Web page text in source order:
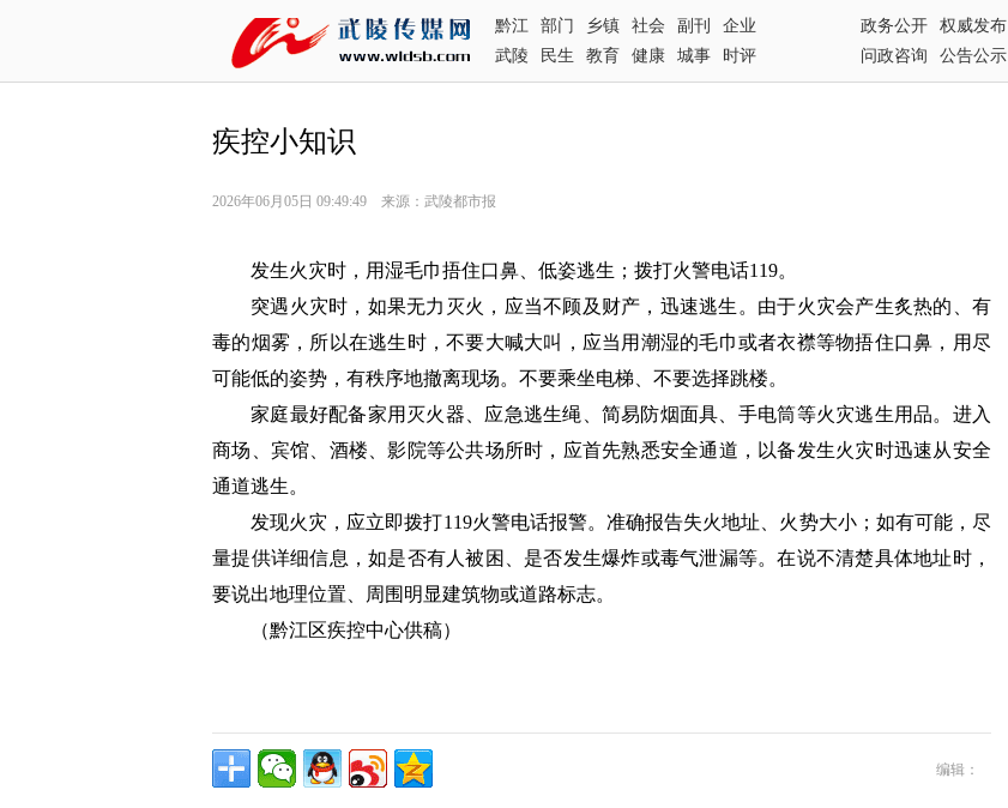
黔江 部门 乡镇 社会 副刊
企业
武陵
民生 教育 健康 城事 时评
政务公开
权威发布
问政咨询
公告公示
疾控小知识
2026年06月05日 09:49:49 来源：武陵都市报
发生火灾时，用湿毛巾捂住口鼻、低姿逃生；拨打火警电话119。
突遇火灾时，如果无力灭火，应当不顾及财产，迅速逃生。由于火灾会产生炙热的、有
毒的烟雾，所以在逃生时，不要大喊大叫，应当用潮湿的毛巾或者衣襟等物捂住口鼻，用尽
可能低的姿势，有秩序地撤离现场。不要乘坐电梯、不要选择跳楼。
家庭最好配备家用灭火器、应急逃生绳、简易防烟面具、手电筒等火灾逃生用品。进入
商场、宾馆、酒楼、影院等公共场所时，应首先熟悉安全通道，以备发生火灾时迅速从安全
通道逃生。
发现火灾，应立即拨打119火警电话报警。准确报告失火地址、火势大小；如有可能，尽
量提供详细信息，如是否有人被困、是否发生爆炸或毒气泄漏等。在说不清楚具体地址时，
要说出地理位置、周围明显建筑物或道路标志。
（黔江区疾控中心供稿）
编辑：